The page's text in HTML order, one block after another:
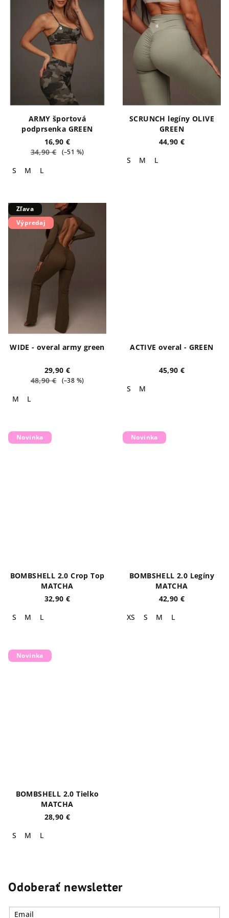
ARMY športová
podprsenka GREEN
16,90 €
34,90 €
(–51 %)
S M L
SCRUNCH legíny OLIVE
GREEN
44,90 €
S
M L
Zľava
Výpredaj
WIDE - overal army green
29,90 €
48,90 €
(–38 %)
M L
ACTIVE overal - GREEN
45,90 €
S
M
Novinka
BOMBSHELL 2.0 Crop Top
MATCHA
32,90 €
S
M L
Novinka
BOMBSHELL 2.0 Legíny
MATCHA
42,90 €
XS
S M L
Novinka
BOMBSHELL 2.0 Tielko
MATCHA
28,90 €
S
M L
Odoberať newsletter
Email